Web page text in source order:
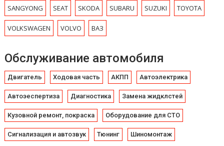
SANGYONG SEAT SKODA SUBARU SUZUKI TOYOTA
VOLKSWAGEN VOLVO ВАЗ
Обслуживание автомобиля
Двигатель Ходовая часть АКПП Автоэлектрика
Автоэеспертиза Диагностика Замена жидклстей
Кузовной ремонт, покраска Оборудование для СТО
Сигнализация и автозвук Тюнинг Шиномонтаж